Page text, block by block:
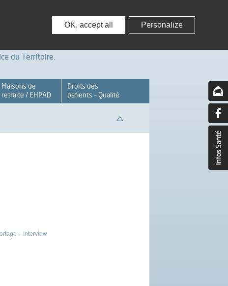
du Territoire.
Maisons de
retraite / EHPAD
Droits des
patients – Qualité
– Interview
OK, accept all Personalize